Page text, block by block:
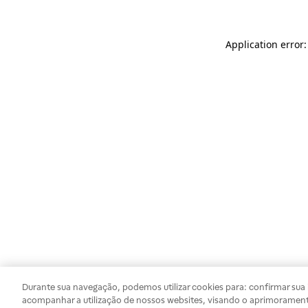
Application
Durante sua navegação, podemos utilizar cookies para: confirmar
acompanhar a utilização de nossos websites, visando o